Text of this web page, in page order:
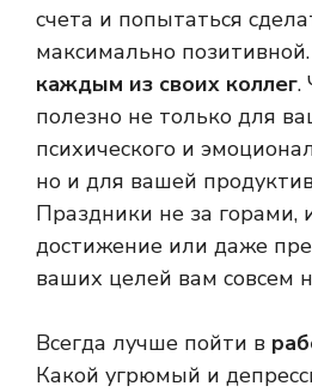
счета и попытаться
максимально
каждым из своих коллег.
полезно не только для
психического и
но и для вашей
Праздники не за горами,
достижение или даже
ваших целей вам совсем
Всегда лучше пойти в
Какой угрюмый и